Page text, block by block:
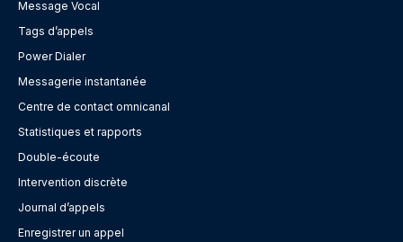
Message Vocal
Tags d’appels
Power Dialer
Messagerie instantanée
Centre de contact omnicanal
Statistiques et rapports
Double-écoute
Intervention discrète
Journal d’appels
Enregistrer un appel